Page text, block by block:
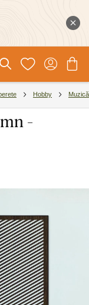
Hobby Muzică
-